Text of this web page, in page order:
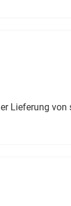
Lieferung von